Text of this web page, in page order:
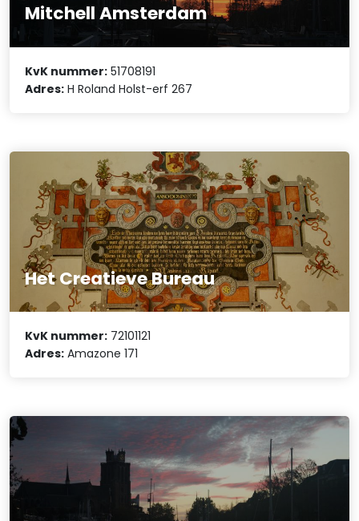
Mitchell Amsterdam
KvK nummer: 51708191
Adres: H Roland Holst-erf 267
Het Creatieve Bureau
KvK nummer: 72101121
Adres: Amazone 171